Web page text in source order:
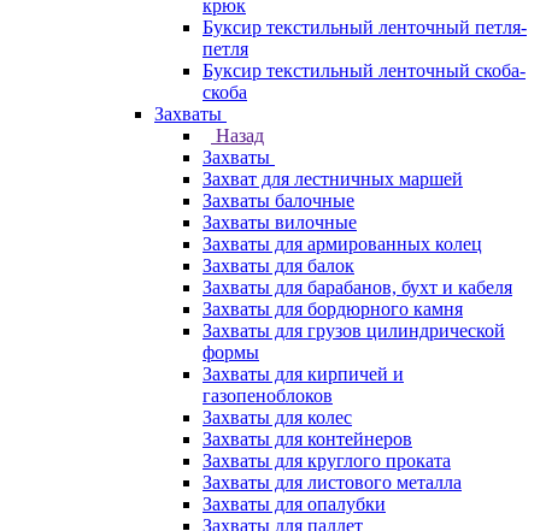
крюк
Буксир текстильный ленточный петля-
петля
Буксир текстильный ленточный скоба-
скоба
Захваты
Назад
Захваты
Захват для лестничных маршей
Захваты балочные
Захваты вилочные
Захваты для армированных колец
Захваты для балок
Захваты для барабанов, бухт и кабеля
Захваты для бордюрного камня
Захваты для грузов цилиндрической
формы
Захваты для кирпичей и
газопеноблоков
Захваты для колес
Захваты для контейнеров
Захваты для круглого проката
Захваты для листового металла
Захваты для опалубки
Захваты для паллет